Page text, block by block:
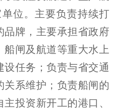
位。主要负责持续打
品牌，主要承担省政府
闸及航道等重大水上
任务；负责与省交通
关系维护；负责船闸的
投资新开工的港口、